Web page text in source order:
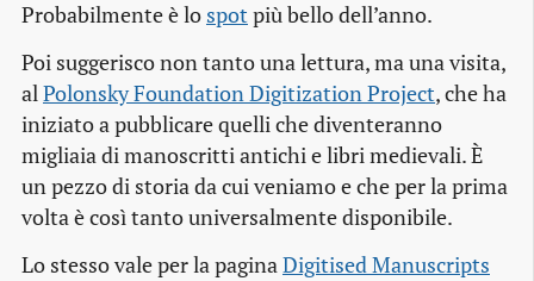
Probabilmente è lo spotpiù bello dell’anno.
Poi suggerisco non tanto una lettura, ma una visita,
alPolonsky Foundation Digitization Project, che ha
iniziato a pubblicare quelli che diventeranno
migliaia di manoscritti antichi e libri medievali. È
un pezzo di storia da cui veniamo e che per la prima
volta è così tanto universalmente disponibile.
Lo stesso vale per la paginaDigitised Manuscripts